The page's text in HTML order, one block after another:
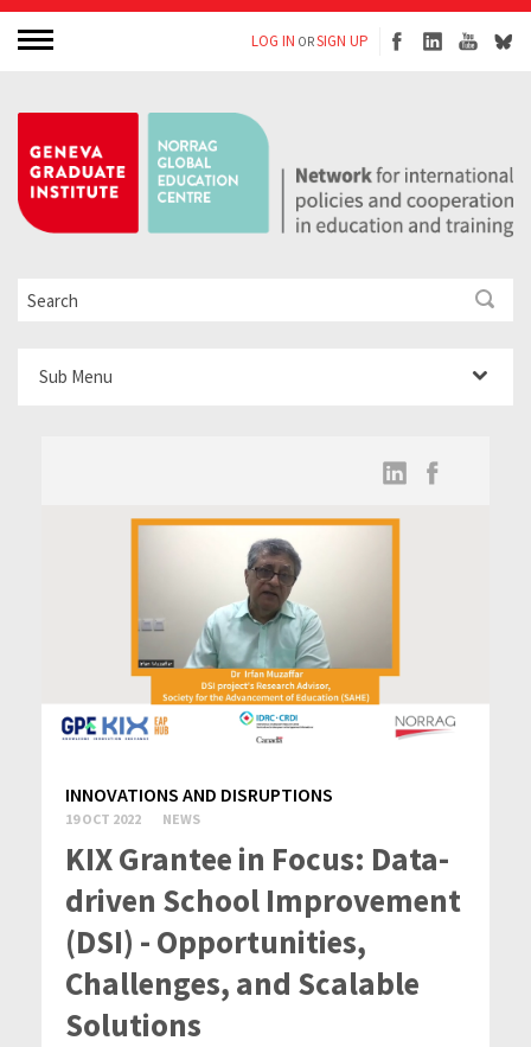
LOG IN ORSIGN UP
Sub Menu
INNOVATIONS AND DISRUPTIONS
19 OCT 2022 NEWS
KIX Grantee in Focus: Data-
driven School Improvement
(DSI) - Opportunities,
Challenges, and Scalable
Solutions